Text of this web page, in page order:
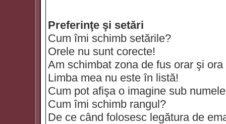
Preferinţe şi setări
Cum îmi schimb setările?
Orele nu sunt corecte!
Am schimbat zona de fus orar şi
Limba mea nu este în listă!
Cum pot afişa o imagine sub
Cum îmi schimb rangul?
De ce când folosesc legătura de